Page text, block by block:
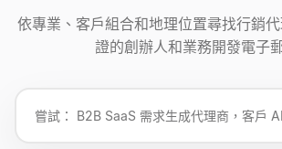
依專業、客戶組合和地理位置尋找行銷
證的創辦人和業務開發電子